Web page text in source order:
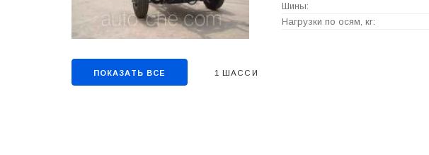
Шины:
Нагрузки по осям, кг:
ПОКАЗАТЬ ВСЕ 1 ШАССИ